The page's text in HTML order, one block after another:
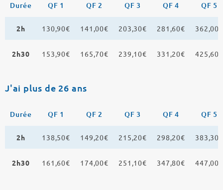
Durée QF 1 QF 2 QF 3 QF 4 QF 5
2h 130,90€ 141,00€ 203,30€ 281,60€ 362,00€
2h30 153,90€ 165,70€ 239,10€ 331,20€ 425,60€
J'ai plus de 26 ans
Durée QF 1 QF 2 QF 3 QF 4 QF 5
2h 138,50€ 149,20€ 215,20€ 298,20€ 383,30€
2h30 161,60€ 174,00€ 251,10€ 347,80€ 447,00€